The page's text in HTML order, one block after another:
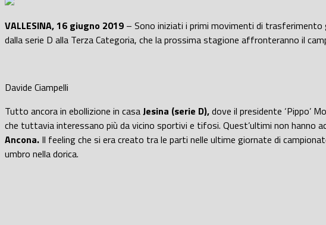
VALLESINA, 16 giugno 2019 – Sono iniziati i primi movimenti di trasferimento
dalla serie D alla Terza Categoria, che la prossima stagione affronteranno il
Davide Ciampelli
Tutto ancora in ebollizione in casaJesina (serie D),dove il presidente ‘Pippo’
che tuttavia interessano più da vicino sportivi e tifosi. Quest’ultimi non hanno
Ancona. Il feeling che si era creato tra le parti nelle ultime giornate di
umbro nella dorica.